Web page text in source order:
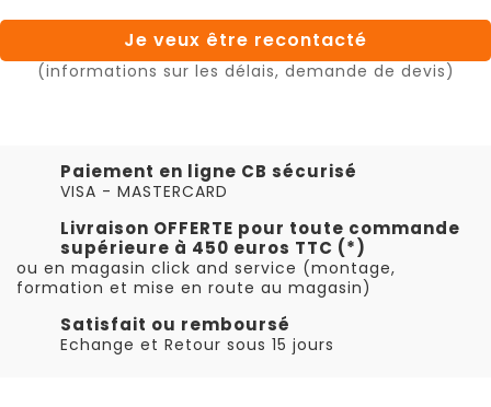
Je veux être recontacté
(informations sur les délais, demande de devis)
Paiement en ligne CB sécurisé
VISA - MASTERCARD
Livraison OFFERTE pour toute commande
supérieure à 450 euros TTC (*)
ou en magasin click and service (montage,
formation et mise en route au magasin)
Satisfait ou remboursé
Echange et Retour sous 15 jours